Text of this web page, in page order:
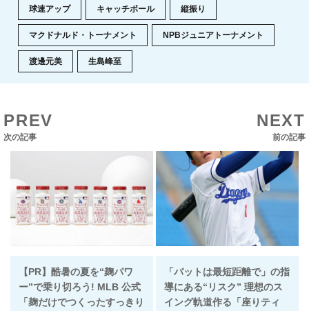
球速アップ キャッチボール 縦振り
マクドナルド・トーナメント NPBジュニアトーナメント
渡邊元美 生島峰至
PREV
次の記事
NEXT
前の記事
【PR】酷暑の夏を“麹パワ
ー”で乗り切ろう! MLB 公式
「麹だけでつくったすっきり
「バットは最短距離で」の指
導にある“リスク” 理想のス
イング軌道作る「座りティ